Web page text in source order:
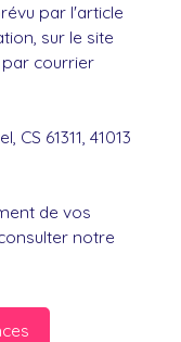
par l'article
sur le site
courrier
61311, 41013
de vos
notre